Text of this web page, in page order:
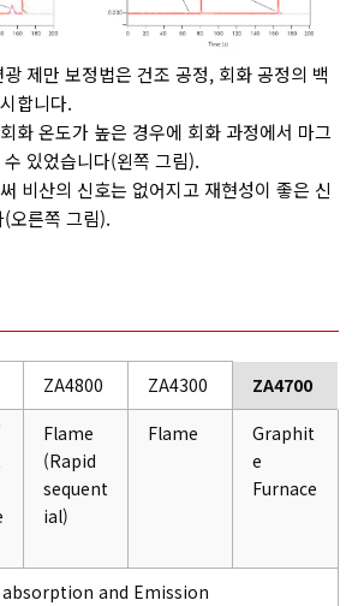
제만 보정법은 건조 공정, 회화 공정의 백
합니다.
화 온도가 높은 경우에 회화 과정에서 마그
있었습니다(왼쪽 그림).
비산의 신호는 없어지고 재현성이 좋은 신
오른쪽 그림).
ZA4800 ZA4300
ZA4700
Flame
(Rapid
sequent
ial)
Flame
Graphit
e
Furnace
and Emission